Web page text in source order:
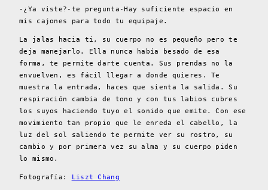
-¿Ya viste?-te pregunta-Hay suficiente espacio en
mis cajones para todo tu equipaje.
La jalas hacia ti, su cuerpo no es pequeño pero te
deja manejarlo. Ella nunca había besado de esa
forma, te permite darte cuenta. Sus prendas no la
envuelven, es fácil llegar a donde quieres. Te
muestra la entrada, haces que sienta la salida. Su
respiración cambia de tono y con tus labios cubres
los suyos haciendo tuyo el sonido que emite. Con ese
movimiento tan propio que le enreda el cabello, la
luz del sol saliendo te permite ver su rostro, su
cambio y por primera vez su alma y su cuerpo piden
lo mismo.
Fotografía: Liszt Chang